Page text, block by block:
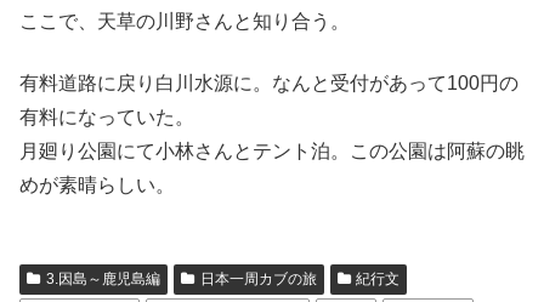
ここで、天草の川野さんと知り合う。
有料道路に戻り白川水源に。なんと受付があって100円の
有料になっていた。
月廻り公園にて小林さんとテント泊。この公園は阿蘇の眺
めが素晴らしい。
3.因島～鹿児島編 日本一周カブの旅
紀行文